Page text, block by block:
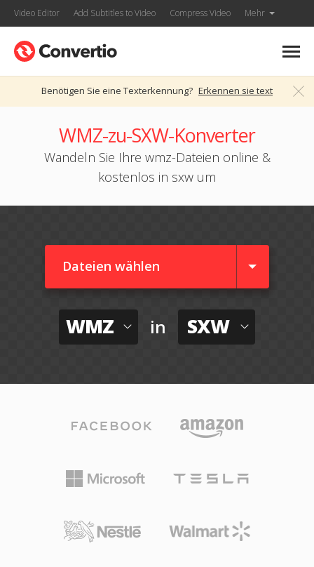
Video Editor Add Subtitles to Video Compress Video Mehr
Benötigen Sie eine Texterkennung? Erkennen sie text
WMZ-zu-SXW-Konverter
Wandeln Sie Ihre wmz-Dateien online &
kostenlos in sxw um
Dateien wählen
WMZ in SXW